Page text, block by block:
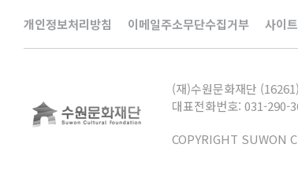
개인정보처리방침 이메일주소무단수집거부 사이
(재)수원문화재단
대표전화번호: 031-290-
COPYRIGHT SUWON